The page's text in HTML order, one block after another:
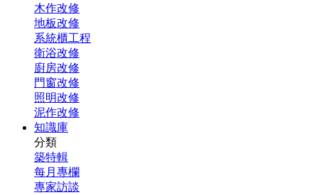
木作改修
地板改修
系統櫃工程
衛浴改修
廚房改修
門窗改修
照明改修
泥作改修
知識庫
分類
築特輯
每月專欄
專家訪談